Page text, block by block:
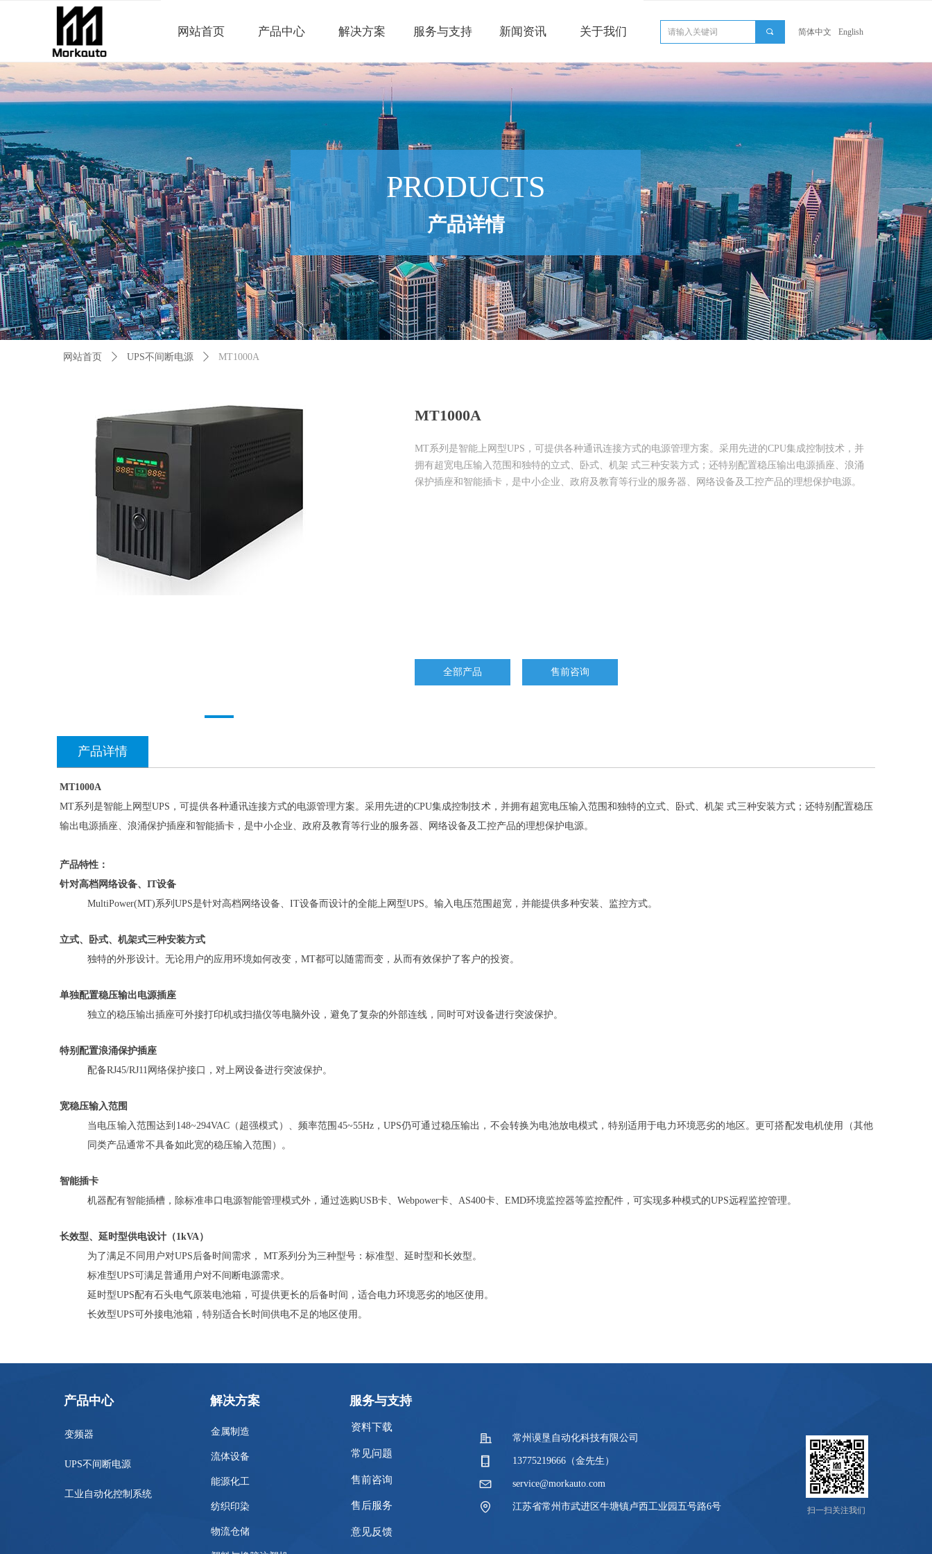
网站首页 产品中心 解决方案 服务与支持 新闻资讯 关于我们 끠 简体中文 English
网站首页 ꄲ UPS不间断电源 ꄲ MT1000A
MT1000A
MT系列是智能上网型UPS，可提供各种通讯连接方式的电源管理方案。采用先进的CPU集成控制技术，并
拥有超宽电压输入范围和独特的立式、卧式、机架 式三种安装方式；还特别配置稳压输出电源插座、浪涌
保护插座和智能插卡，是中小企业、政府及教育等行业的服务器、网络设备及工控产品的理想保护电源。
全部产品 售前咨询
Control Render Error!ControlType:productSlideBind,StyleName:Style1,ColorName:Item0,Message:InitError, ControlType:productSlideBind Error:未将对象引用设置到对象的实例。
产品详情
MT1000A
MT系列是智能上网型UPS，可提供各种通讯连接方式的电源管理方案。采用先进的CPU集成控制技术，并拥有超宽电压输入范围和独特的立式、卧式、机架 式三种安装方式；还特别配置稳压
输出电源插座、浪涌保护插座和智能插卡，是中小企业、政府及教育等行业的服务器、网络设备及工控产品的理想保护电源。
产品特性：
针对高档网络设备、IT设备
MultiPower(MT)系列UPS是针对高档网络设备、IT设备而设计的全能上网型UPS。输入电压范围超宽，并能提供多种安装、监控方式。
立式、卧式、机架式三种安装方式
独特的外形设计。无论用户的应用环境如何改变，MT都可以随需而变，从而有效保护了客户的投资。
单独配置稳压输出电源插座
独立的稳压输出插座可外接打印机或扫描仪等电脑外设，避免了复杂的外部连线，同时可对设备进行突波保护。
特别配置浪涌保护插座
配备RJ45/RJ11网络保护接口，对上网设备进行突波保护。
宽稳压输入范围
当电压输入范围达到148~294VAC（超强模式）、频率范围45~55Hz，UPS仍可通过稳压输出，不会转换为电池放电模式，特别适用于电力环境恶劣的地区。更可搭配发电机使用（其他
同类产品通常不具备如此宽的稳压输入范围）。
智能插卡
机器配有智能插槽，除标准串口电源智能管理模式外，通过选购USB卡、Webpower卡、AS400卡、EMD环境监控器等监控配件，可实现多种模式的UPS远程监控管理。
长效型、延时型供电设计（1kVA）
为了满足不同用户对UPS后备时间需求， MT系列分为三种型号：标准型、延时型和长效型。
标准型UPS可满足普通用户对不间断电源需求。
延时型UPS配有石头电气原装电池箱，可提供更长的后备时间，适合电力环境恶劣的地区使用。
长效型UPS可外接电池箱，特别适合长时间供电不足的地区使用。
PRODUCTS
产品详情
产品中心
变频器
UPS不间断电源
工业自动化控制系统
解决方案
金属制造
流体设备
能源化工
纺织印染
物流仓储
服务与支持
资料下载
常见问题
售前咨询
售后服务
意见反馈
常州谟垦自动化科技有限公司
13775219666（金先生）
service@morkauto.com
江苏省常州市武进区牛塘镇卢西工业园五号路6号 扫一扫关注我们